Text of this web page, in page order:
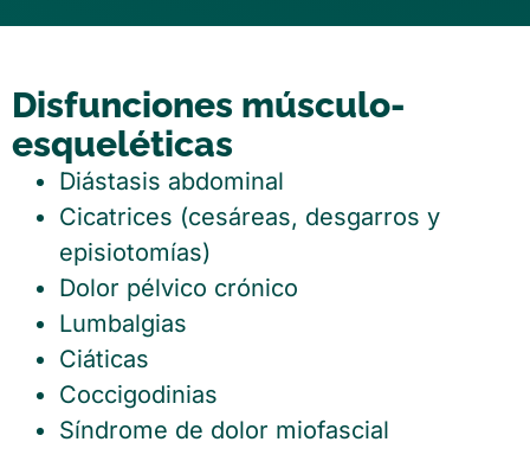
Disfunciones músculo-
esqueléticas
Diástasis abdominal
Cicatrices (cesáreas, desgarros y
episiotomías)
Dolor pélvico crónico
Lumbalgias
Ciáticas
Coccigodinias
Síndrome de dolor miofascial